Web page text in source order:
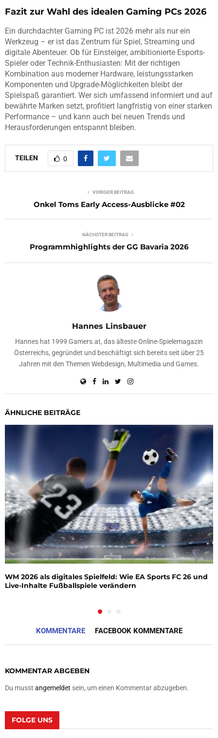
Fazit zur Wahl des idealen Gaming PCs 2026
Ein durchdachter Gaming PC ist 2026 mehr als nur ein
Werkzeug – er ist das Zentrum für Spiel, Streaming und
digitale Abenteuer. Ob für Einsteiger, ambitionierte Esports-
Spieler oder Technik-Enthusiasten: Mit der richtigen
Kombination aus moderner Hardware, leistungsstarken
Komponenten und Upgrade-Möglichkeiten bleibt der
Spielspaß garantiert. Wer sich umfassend informiert und auf
bewährte Marken setzt, profitiert langfristig von einer starken
Performance – und kann auch bei neuen Trends und
Herausforderungen entspannt bleiben.
TEILEN 0
VORIGER BEITRAG
Onkel Toms Early Access-Ausblicke #02
NÄCHSTER BEITRAG
Programmhighlights der GG Bavaria 2026
Hannes Linsbauer
Hannes hat 1999 Gamers.at, das älteste Online-Spielemagazin
Österreichs, gegründet und beschäftigt sich bereits seit über 25
Jahren mit den Themen Webdesign, Multimedia und Games.
ÄHNLICHE BEITRÄGE
WM 2026 als digitales Spielfeld: Wie EA Sports FC 26 und
Live-Inhalte Fußballspiele verändern
KOMMENTARE FACEBOOK KOMMENTARE
KOMMENTAR ABGEBEN
Du musst angemeldet sein, um einen Kommentar abzugeben.
FOLGE UNS